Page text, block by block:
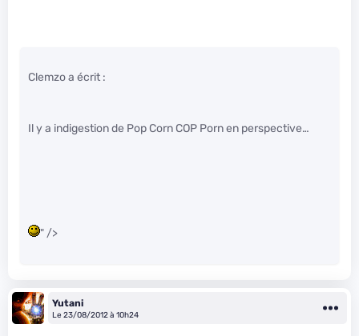
Clemzo a écrit :
Il y a indigestion de Pop Corn COP Porn en perspective…
" />
Yutani
Le 23/08/2012 à 10h24